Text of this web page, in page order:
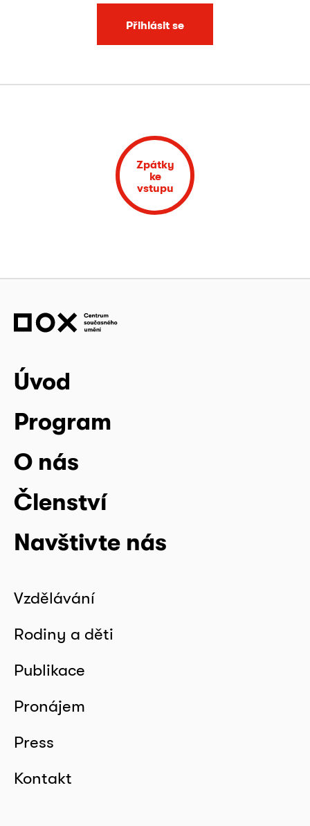
Přihlásit se
Zpátky
ke
vstupu
Úvod
Program
O nás
Členství
Navštivte nás
Vzdělávání
Rodiny a děti
Publikace
Pronájem
Press
Kontakt